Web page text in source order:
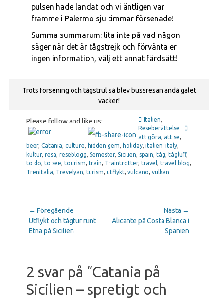
pulsen hade landat och vi äntligen var
framme i Palermo sju timmar försenade!
Summa summarum: lita inte på vad någon
säger när det är tågstrejk och förvänta er
ingen information, välj ett annat färdsätt!
Trots försening och tågstrul så blev bussresan ändå galet
vacker!
Please follow and like us: Italien,
Reseberättelse
att göra, att se,
beer, Catania, culture, hidden gem, holiday, italien, italy,
kultur, resa, reseblogg, Semester, Sicilien, spain, tåg, tågluff,
to do, to see, tourism, train, Traintrotter, travel, travel blog,
Trenitalia, Trevelyan, turism, utflykt, vulcano, vulkan
← Föregående
Utflykt och tågtur runt
Etna på Sicilien
Nästa →
Alicante på Costa Blanca i
Spanien
2 svar på “Catania på
Sicilien – spretigt och